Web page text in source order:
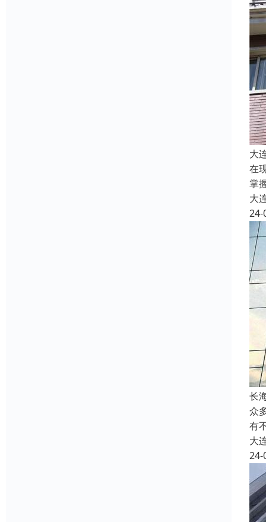
大
在
掌
大
24-
长
众
有
大
24-